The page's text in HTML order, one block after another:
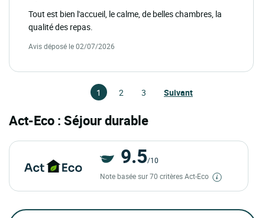
Tout est bien l'accueil, le calme, de belles chambres, la
qualité des repas.
Avis déposé le 02/07/2026
1 2 3 Suivant
Act-Eco : Séjour durable
9.5/10
Note basée sur 70 critères Act-Eco